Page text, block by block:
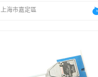
上海市嘉定區